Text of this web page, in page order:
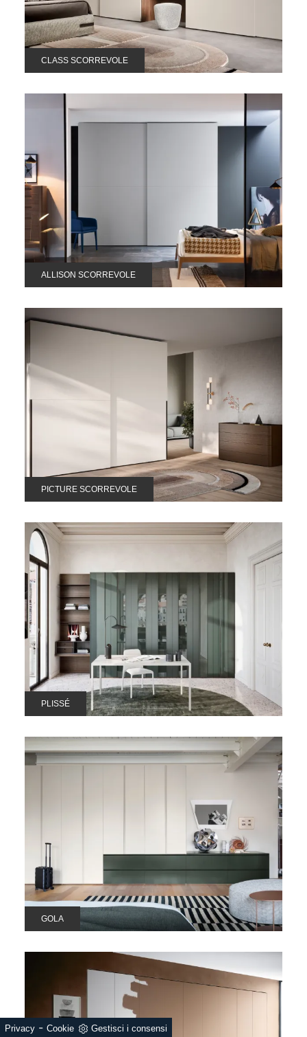
CLASS SCORREVOLE
ALLISON SCORREVOLE
PICTURE SCORREVOLE
PLISSÉ
GOLA
Privacy - Cookie Gestisci i consensi